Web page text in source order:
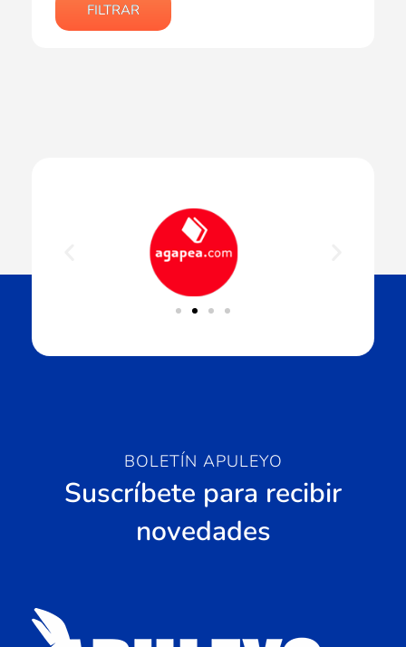
FILTRAR
BOLETÍN APULEYO
Suscríbete para recibir
novedades